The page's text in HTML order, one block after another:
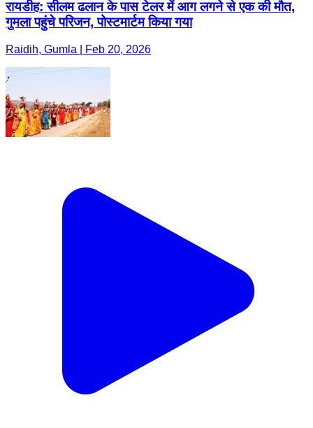
रायडीह: सीलम ढलान के पास टेलर में आग लगने से एक की मौत,
गुमला पहुंचे परिजन, पोस्टमार्टम किया गया
Raidih, Gumla | Feb 20, 2026